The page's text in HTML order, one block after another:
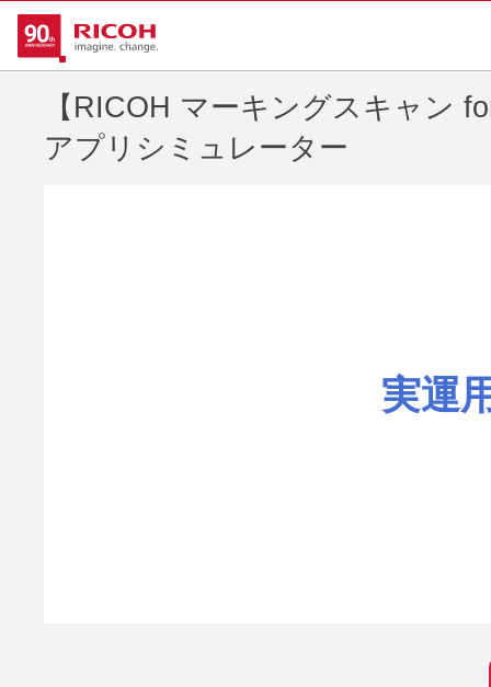
【RICOH マーキングスキャン
アプリシミュレーター
実運